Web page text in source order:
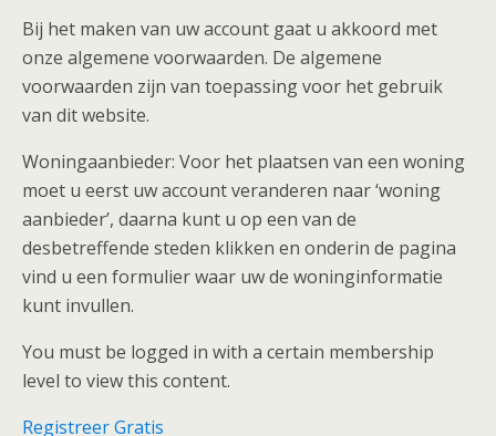
Bij het maken van uw account gaat u akkoord met
onze algemene voorwaarden. De algemene
voorwaarden zijn van toepassing voor het gebruik
van dit website.
Woningaanbieder: Voor het plaatsen van een woning
moet u eerst uw account veranderen naar ‘woning
aanbieder’, daarna kunt u op een van de
desbetreffende steden klikken en onderin de pagina
vind u een formulier waar uw de woninginformatie
kunt invullen.
You must be logged in with a certain membership
level to view this content.
Registreer Gratis